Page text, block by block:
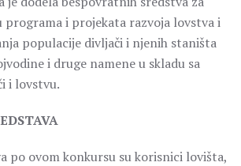
programa i projekata razvoja lovstva i
populacije divljači i njenih staništa
i druge namene u skladu sa
i lovstvu.
po ovom konkursu su korisnici lovišta,